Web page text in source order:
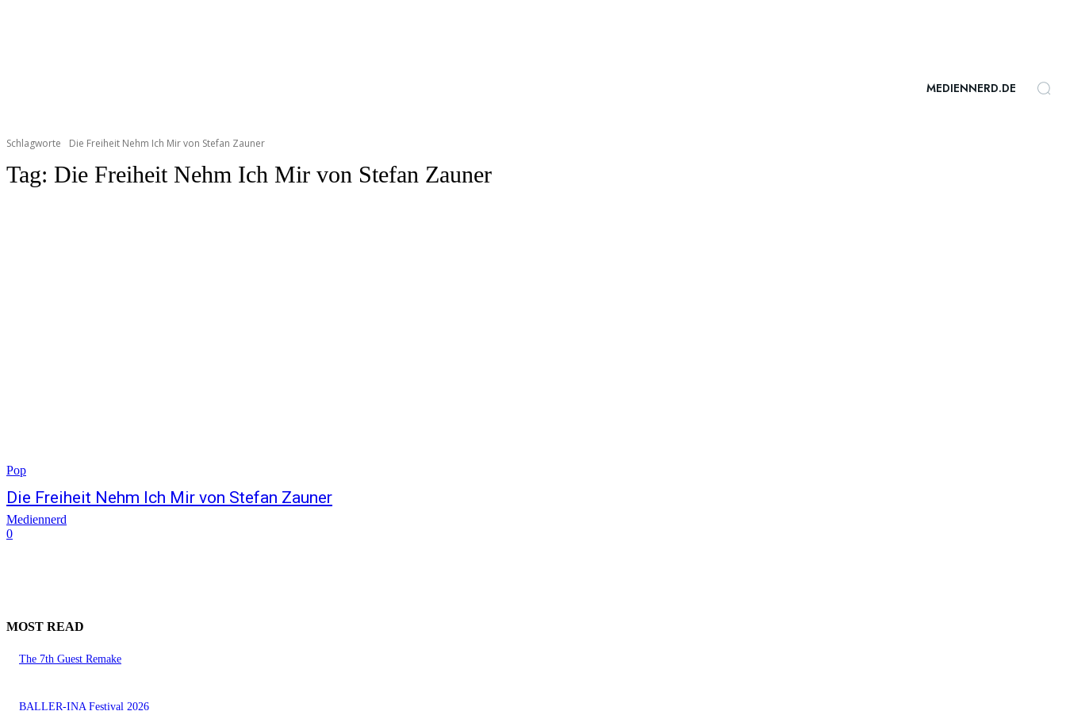
MEDIENNERD.DE
Schlagworte Die Freiheit Nehm Ich Mir von Stefan Zauner
Tag: Die Freiheit Nehm Ich Mir von Stefan Zauner
Pop
Die Freiheit Nehm Ich Mir von Stefan Zauner
Mediennerd
0
MOST READ
The 7th Guest Remake
BALLER-INA Festival 2026